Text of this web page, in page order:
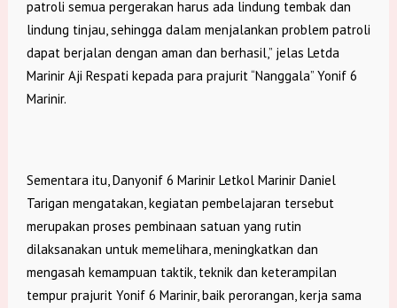
patroli semua pergerakan harus ada lindung tembak dan
lindung tinjau, sehingga dalam menjalankan problem patroli
dapat berjalan dengan aman dan berhasil,” jelas Letda
Marinir Aji Respati kepada para prajurit “Nanggala” Yonif 6
Marinir.
Sementara itu, Danyonif 6 Marinir Letkol Marinir Daniel
Tarigan mengatakan, kegiatan pembelajaran tersebut
merupakan proses pembinaan satuan yang rutin
dilaksanakan untuk memelihara, meningkatkan dan
mengasah kemampuan taktik, teknik dan keterampilan
tempur prajurit Yonif 6 Marinir, baik perorangan, kerja sama